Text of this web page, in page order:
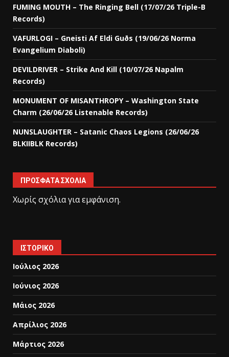
FUMING MOUTH – The Ringing Bell (17/07/26 Triple-B
Records)
VAFURLOGI – Gneisti Af Eldi Guðs (19/06/26 Norma
Evangelium Diaboli)
DEVILDRIVER – Strike And Kill (10/07/26 Napalm
Records)
MONUMENT OF MISANTHROPY – Washington State
Charm (26/06/26 Listenable Records)
NUNSLAUGHTER – Satanic Chaos Legions (26/06/26
BLKIIBLK Records)
ΠΡΌΣΦΑΤΑ ΣΧΌΛΙΑ
Χωρίς σχόλια για εμφάνιση.
ΙΣΤΟΡΙΚΌ
Ιούλιος 2026
Ιούνιος 2026
Μάιος 2026
Απρίλιος 2026
Μάρτιος 2026